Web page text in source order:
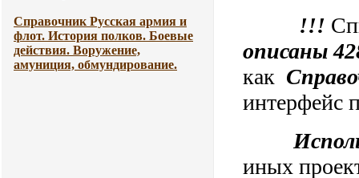
Справочник Русская армия и
флот. История полков. Боевые
действия. Воружение,
амуниция, обмундирование.
!!!
описаны
как
интерфейс
иных